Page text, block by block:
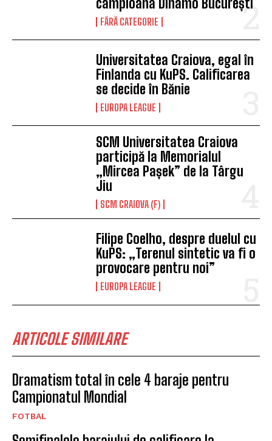
campioana Dinamo București
FĂRĂ CATEGORIE
Universitatea Craiova, egal în
Finlanda cu KuPS. Calificarea
se decide în Bănie
EUROPA LEAGUE
SCM Universitatea Craiova
participă la Memorialul
„Mircea Pașek” de la Târgu
Jiu
SCM CRAIOVA (F)
Filipe Coelho, despre duelul cu
KuPS: „Terenul sintetic va fi o
provocare pentru noi”
EUROPA LEAGUE
ARTICOLE SIMILARE
Dramatism total în cele 4 baraje pentru
Campionatul Mondial
FOTBAL